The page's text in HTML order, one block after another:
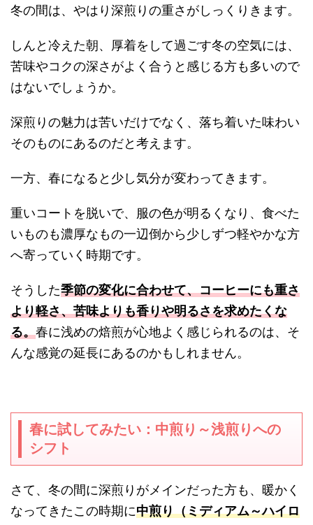
冬の間は、やはり深煎りの重さがしっくりきます。
しんと冷えた朝、厚着をして過ごす冬の空気には、
苦味やコクの深さがよく合うと感じる方も多いので
はないでしょうか。
深煎りの魅力は苦いだけでなく、落ち着いた味わい
そのものにあるのだと考えます。
一方、春になると少し気分が変わってきます。
重いコートを脱いで、服の色が明るくなり、食べた
いものも濃厚なもの一辺倒から少しずつ軽やかな方
へ寄っていく時期です。
そうした季節の変化に合わせて、コーヒーにも重さ
より軽さ、苦味よりも香りや明るさを求めたくな
る。春に浅めの焙煎が心地よく感じられるのは、そ
んな感覚の延長にあるのかもしれません。
春に試してみたい：中煎り～浅煎りへの
シフト
さて、冬の間に深煎りがメインだった方も、暖かく
なってきたこの時期に中煎り（ミディアム～ハイロ